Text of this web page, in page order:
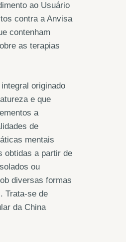
ao Usuário
contra a Anvisa
contenham
as terapias
originado
e que
a
de
mentais
obtidas a partir de
ou
diversas formas
Trata-se de
da China